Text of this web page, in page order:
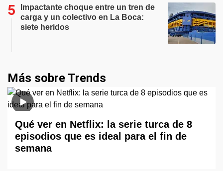
Impactante choque entre un tren de
carga y un colectivo en La Boca:
siete heridos
Más sobre Trends
Qué ver en Netflix: la serie turca de 8
episodios que es ideal para el fin de
semana